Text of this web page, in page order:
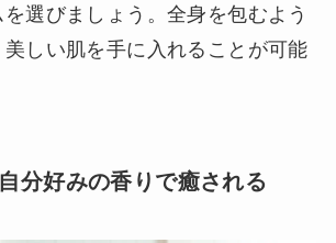
選びましょう。全身を包むよう
しい肌を手に入れることが可能
分好みの香りで癒される